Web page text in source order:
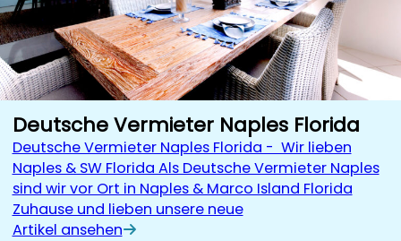
Deutsche Vermieter Naples Florida
Deutsche Vermieter Naples Florida - Wir lieben
Naples & SW Florida Als Deutsche Vermieter Naples
sind wir vor Ort in Naples & Marco Island Florida
Zuhause und lieben unsere neue
Artikel ansehen